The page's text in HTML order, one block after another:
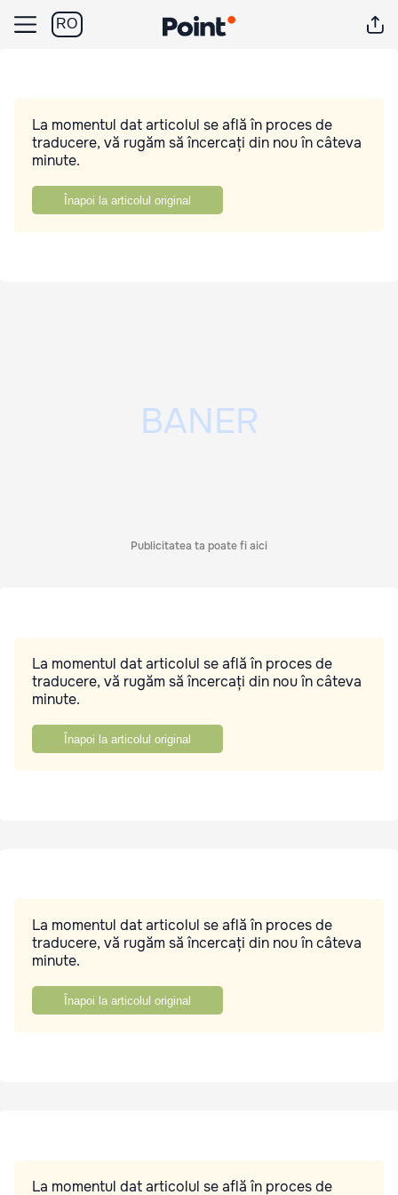
RO
La momentul dat articolul se află în proces de
traducere, vă rugăm să încercați din nou în câteva
minute.
Înapoi la articolul original
Publicitatea ta poate fi aici
La momentul dat articolul se află în proces de
traducere, vă rugăm să încercați din nou în câteva
minute.
Înapoi la articolul original
La momentul dat articolul se află în proces de
traducere, vă rugăm să încercați din nou în câteva
minute.
Înapoi la articolul original
La momentul dat articolul se află în proces de